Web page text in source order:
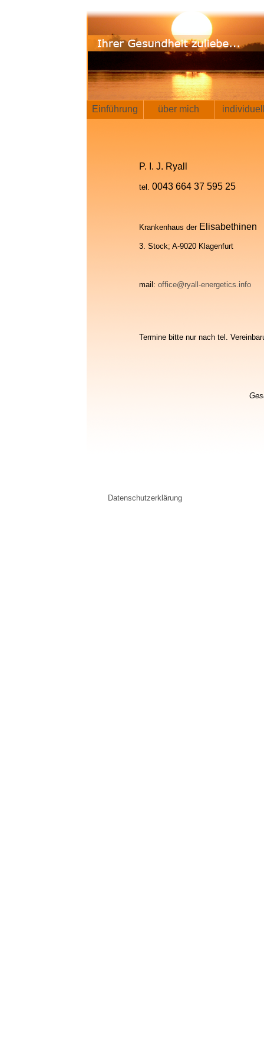
Einführung über mich
P. I. J. Ryall
tel. 0043 664 37 595 25
Krankenhaus derElisabethinen
3. Stock; A-9020 Klagenfurt
mail: office@ryall-energetics.info
Termine bitte nur nach tel.
Datenschutzerklärung